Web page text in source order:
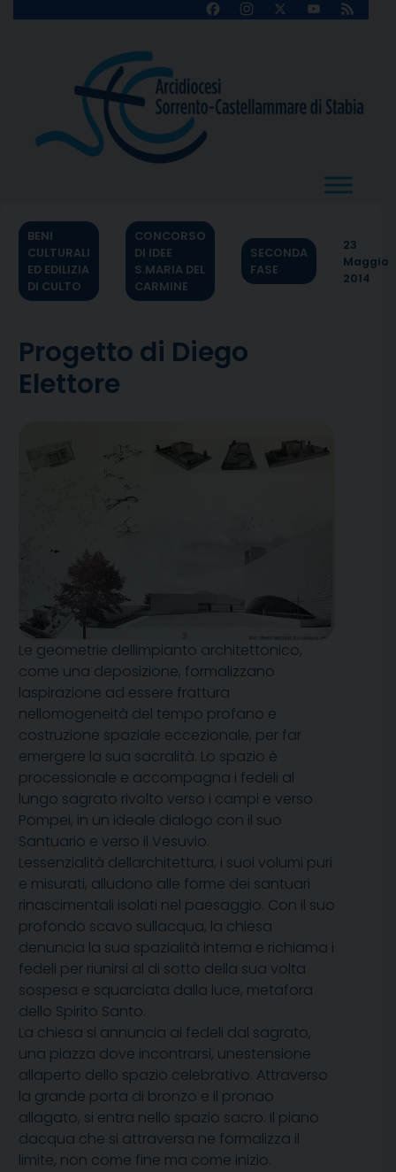
FacebookInstagram
X
YouTube
Feed
BENI
CULTURALI
ED EDILIZIA
DI CULTO
CONCORSO
DI IDEE
S.MARIA DEL
CARMINE
SECONDA
FASE
23
Maggio
2014
Progetto di Diego
Elettore
Le geometrie dellimpianto architettonico,
come una deposizione, formalizzano
laspirazione ad essere frattura
nellomogeneità del tempo profano e
costruzione spaziale eccezionale, per far
emergere la sua sacralità. Lo spazio è
processionale e accompagna i fedeli al
lungo sagrato rivolto verso i campi e verso
Pompei, in un ideale dialogo con il suo
Santuario e verso il Vesuvio.
Lessenzialità dellarchitettura, i suoi volumi puri
e misurati, alludono alle forme dei santuari
rinascimentali isolati nel paesaggio. Con il suo
profondo scavo sullacqua, la chiesa
denuncia la sua spazialità interna e richiama i
fedeli per riunirsi al di sotto della sua volta
sospesa e squarciata dalla luce, metafora
dello Spirito Santo.
La chiesa si annuncia ai fedeli dal sagrato,
una piazza dove incontrarsi, unestensione
allaperto dello spazio celebrativo. Attraverso
la grande porta di bronzo e il pronao
allagato, si entra nello spazio sacro. Il piano
dacqua che si attraversa ne formalizza il
limite, non come fine ma come inizio.